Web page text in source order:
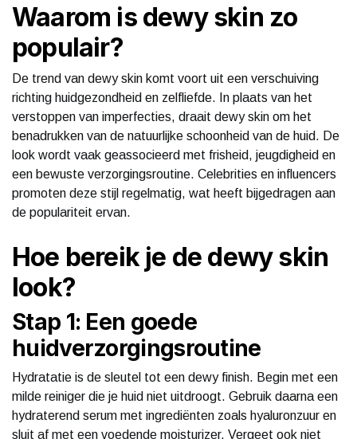
Waarom is dewy skin zo
populair?
De trend van dewy skin komt voort uit een verschuiving
richting huidgezondheid en zelfliefde. In plaats van het
verstoppen van imperfecties, draait dewy skin om het
benadrukken van de natuurlijke schoonheid van de huid. De
look wordt vaak geassocieerd met frisheid, jeugdigheid en
een bewuste verzorgingsroutine. Celebrities en influencers
promoten deze stijl regelmatig, wat heeft bijgedragen aan
de populariteit ervan.
Hoe bereik je de dewy skin
look?
Stap 1: Een goede
huidverzorgingsroutine
Hydratatie is de sleutel tot een dewy finish. Begin met een
milde reiniger die je huid niet uitdroogt. Gebruik daarna een
hydraterend serum met ingrediënten zoals hyaluronzuur en
sluit af met een voedende moisturizer. Vergeet ook niet